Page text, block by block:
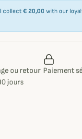
collect€ 20,00 with our
ou retour
jours
Paiement